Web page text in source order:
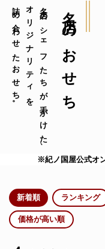
名店のおせち
名店のシェフたちが手がけた、
オリジナリティを
詰め合わせたおせち。
※紀ノ国屋公式オ
新着順 ランキング
価格が高い順